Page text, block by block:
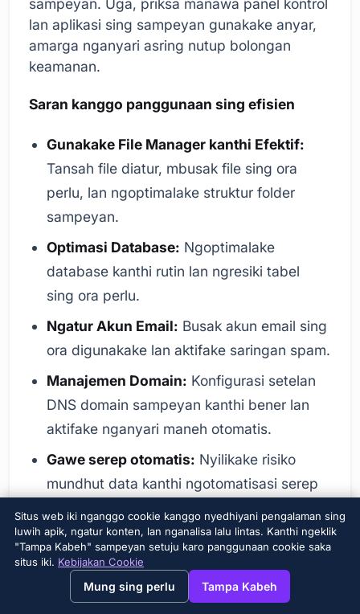
View this page in English?
sampeyan. Uga, priksa manawa panel kontrol
lan aplikasi sing sampeyan gunakake anyar,
amarga nganyari asring nutup bolongan
keamanan.
Saran kanggo panggunaan sing efisien
Gunakake File Manager kanthi Efektif:
Tansah file diatur, mbusak file sing ora
perlu, lan ngoptimalake struktur folder
sampeyan.
Optimasi Database: Ngoptimalake
database kanthi rutin lan ngresiki tabel
sing ora perlu.
Ngatur Akun Email: Busak akun email sing
ora digunakake lan aktifake saringan spam.
Manajemen Domain: Konfigurasi setelan
DNS domain sampeyan kanthi bener lan
aktifake nganyari maneh otomatis.
Gawe serep otomatis: Nyilikake risiko
mundhut data kanthi ngotomatisasi serep
Instalasi Sertifikat SSL:Kanggo
ngamanake situs web sampeyan, instal
sertifikat SSL lan aktifake pangalihan
Situs web iki nganggo cookie kanggo nyedhiyani pengalaman sing
luwih apik, ngatur konten, lan nganalisa lalu lintas. Kanthi ngeklik
"Tampa Kabeh" sampeyan setuju karo panggunaan cookie saka
situs iki. Kebijakan Cookie
Mung sing perlu Tampa Kabeh